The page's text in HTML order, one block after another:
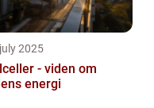
2025
- viden om
energi